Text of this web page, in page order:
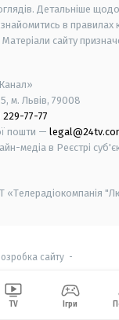
Детальніше
в правилах
Матеріали сайту
м. Львів, 79008
77-77
пошти —
медіа в Реєстрі
«Телерадіокомпанія
сайту-
TV Ігри